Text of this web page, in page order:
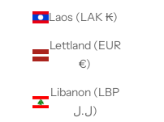
Laos (LAK ₭)
Lettland (EUR
€)
Libanon (LBP
ل.ل)